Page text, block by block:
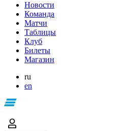
Новости
Команда
Матчи
Таблицы
Клуб
Билеты
Магазин
ru
en